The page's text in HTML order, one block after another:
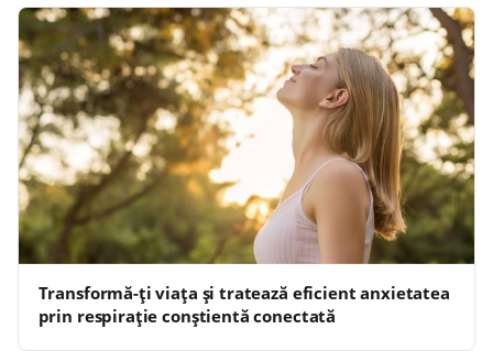
Transformă-ți viața și tratează eficient anxietatea
prin respirație conștientă conectată